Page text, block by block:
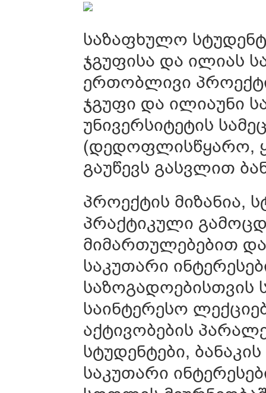
საზაფხულო
ჯგუფისა და ილიას
ერთობლივი
ჯგუფი და ილიაუნი
უნივერსიტეტის
(დედოფლისწყარო,
გაუწევს გასვლით
პროექტის მიზანია,
პრაქტიკული
მიმართულებებით
საკუთარი
საზოგადოებისთვის
საინტერესო
აქტივობების
სტუდენტები,
საკუთარი